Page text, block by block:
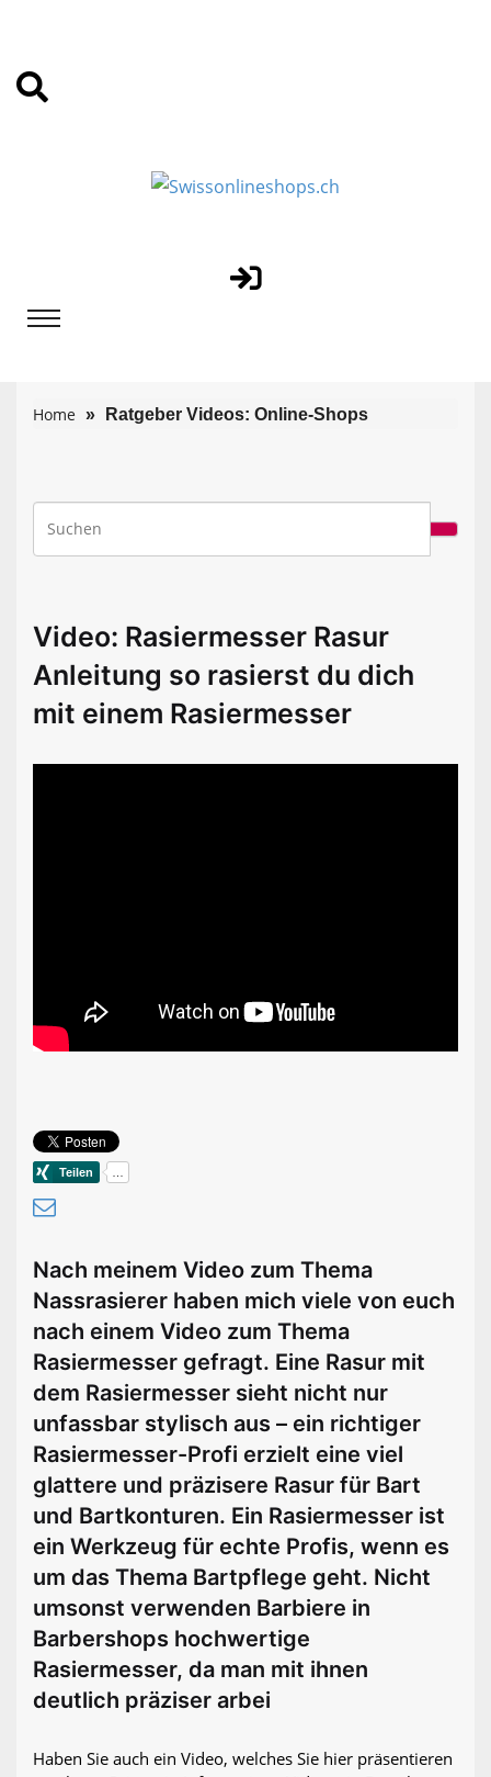
Home Ratgeber Videos: Online-Shops
Video: Rasiermesser Rasur
Anleitung so rasierst du dich
mit einem Rasiermesser
Nach meinem Video zum Thema
Nassrasierer haben mich viele von euch
nach einem Video zum Thema
Rasiermesser gefragt. Eine Rasur mit
dem Rasiermesser sieht nicht nur
unfassbar stylisch aus – ein richtiger
Rasiermesser-Profi erzielt eine viel
glattere und präzisere Rasur für Bart
und Bartkonturen. Ein Rasiermesser ist
ein Werkzeug für echte Profis, wenn es
um das Thema Bartpflege geht. Nicht
umsonst verwenden Barbiere in
Barbershops hochwertige
Rasiermesser, da man mit ihnen
deutlich präziser arbei
Haben Sie auch ein Video, welches Sie hier präsentieren